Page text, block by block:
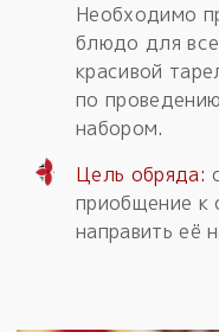
Необходимо
блюдо для
красивой
по
набором.
Цель обряда:
приобщение к
направить её